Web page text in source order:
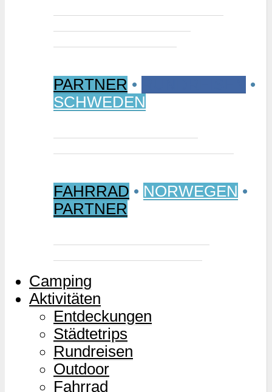
PARTNER •
•
SCHWEDEN
FAHRRAD • NORWEGEN •
PARTNER
Camping
Aktivitäten
Entdeckungen
Städtetrips
Rundreisen
Outdoor
Fahrrad